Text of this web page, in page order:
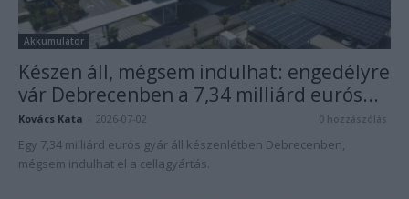
Akkumulátor
Készen áll, mégsem indulhat: engedélyre
vár Debrecenben a 7,34 milliárd eurós...
Kovács Kata 2026-07-02 0 hozzászólás
Egy 7,34 milliárd eurós gyár áll készenlétben Debrecenben,
mégsem indulhat el a cellagyártás.